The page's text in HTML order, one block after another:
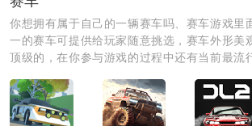
种场景，同时还能驾驶跑车、公交车、
车辆，整体玩法轻松又充满趣味。
这款游戏的玩法有点类似多人乱斗模式
图中拾取道具并攻击其他玩家车辆。虽
单，但真正想玩好并不容易，尤其是如
你想拥有属于自己的一辆赛车吗、赛车游戏里
一的赛车可提供给玩家随意挑选，赛车外形美
顶级的，在你参与游戏的过程中还有当前最流